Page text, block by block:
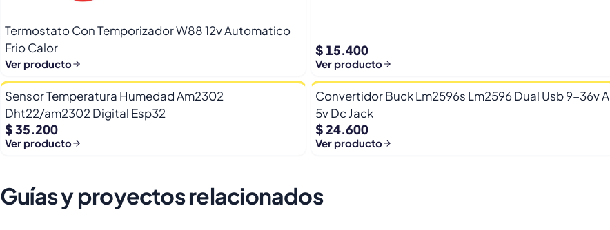
Termostato Con Temporizador W88 12v Automatico
Frio Calor
Ver producto
$ 15.400
Ver producto
Sensor Temperatura Humedad Am2302
Dht22/am2302 Digital Esp32
$ 35.200
Ver producto
Convertidor Buck Lm2596s Lm2596 Dual Usb 9-36v A
5v Dc Jack
$ 24.600
Ver producto
Guías y proyectos relacionados